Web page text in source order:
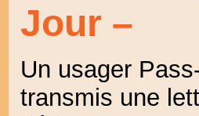
Jour –
Un usager
transmis une